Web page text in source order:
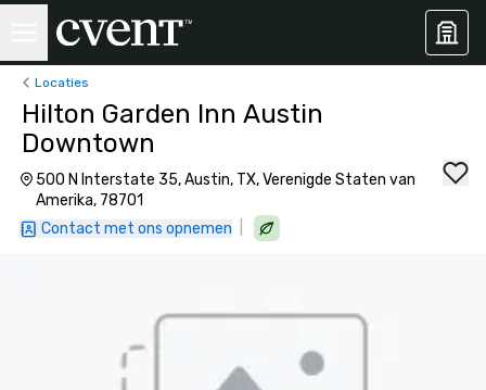
Locaties
Hilton Garden Inn Austin
Downtown
500 N Interstate 35, Austin, TX, Verenigde Staten van
Amerika, 78701
Contact met ons opnemen